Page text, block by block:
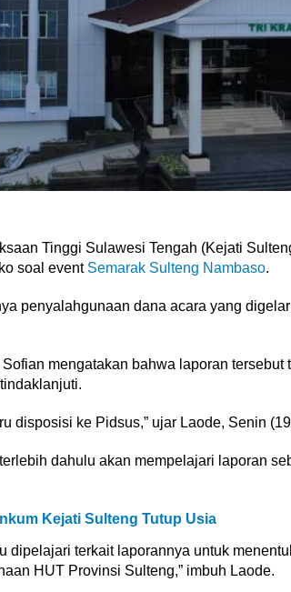
Tinggi Sulawesi Tengah (Kejati
soal event Semarak Sulteng Nambaso.
penyalahgunaan dana acara yang
mengatakan bahwa laporan tersebut
disposisi ke Pidsus,” ujar Laode, Senin
dahulu akan mempelajari laporan
Kejati Sulteng Tutup Usia
dipelajari terkait laporannya untuk
HUT Provinsi Sulteng,” imbuh Laode.